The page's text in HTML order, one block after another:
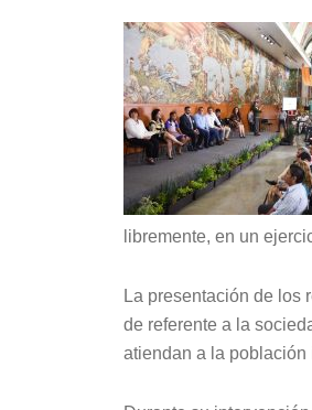
libremente, en un
La presentación de los
de referente a la
atiendan a la